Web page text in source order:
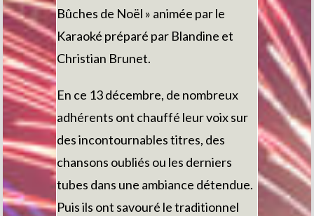
Bûches de Noël » animée par le
Karaoké préparé par Blandine et
Christian Brunet.
En ce 13 décembre, de nombreux
adhérents ont chauffé leur voix sur
des incontournables titres, des
chansons oubliés ou les derniers
tubes dans une ambiance détendue.
Puis ils ont savouré le traditionnel